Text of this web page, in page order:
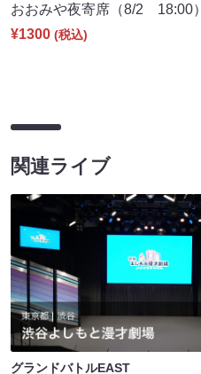
おおみや夜寄席（8/2 18:00）
¥1300 (税込)
関連ライブ
グランドバトルEAST